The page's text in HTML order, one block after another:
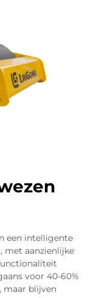
een intelligente
met aanzienlijke
voor 40-60%
maar blijven